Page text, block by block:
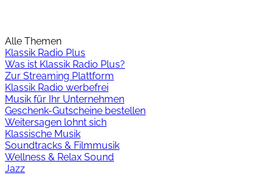
Alle Themen
Klassik Radio Plus
Was ist Klassik Radio Plus?
Zur Streaming Plattform
Klassik Radio werbefrei
Musik für Ihr Unternehmen
Geschenk-Gutscheine bestellen
Weitersagen lohnt sich
Klassische Musik
Soundtracks & Filmmusik
Wellness & Relax Sound
Jazz